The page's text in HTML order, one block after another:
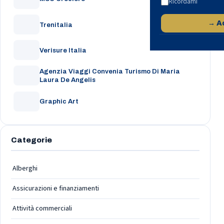
→
Trenitalia
Verisure Italia
Agenzia Viaggi Convenia Turismo Di Maria
Laura De Angelis
Graphic Art
Categorie
Alberghi
Assicurazioni e finanziamenti
Attività commerciali